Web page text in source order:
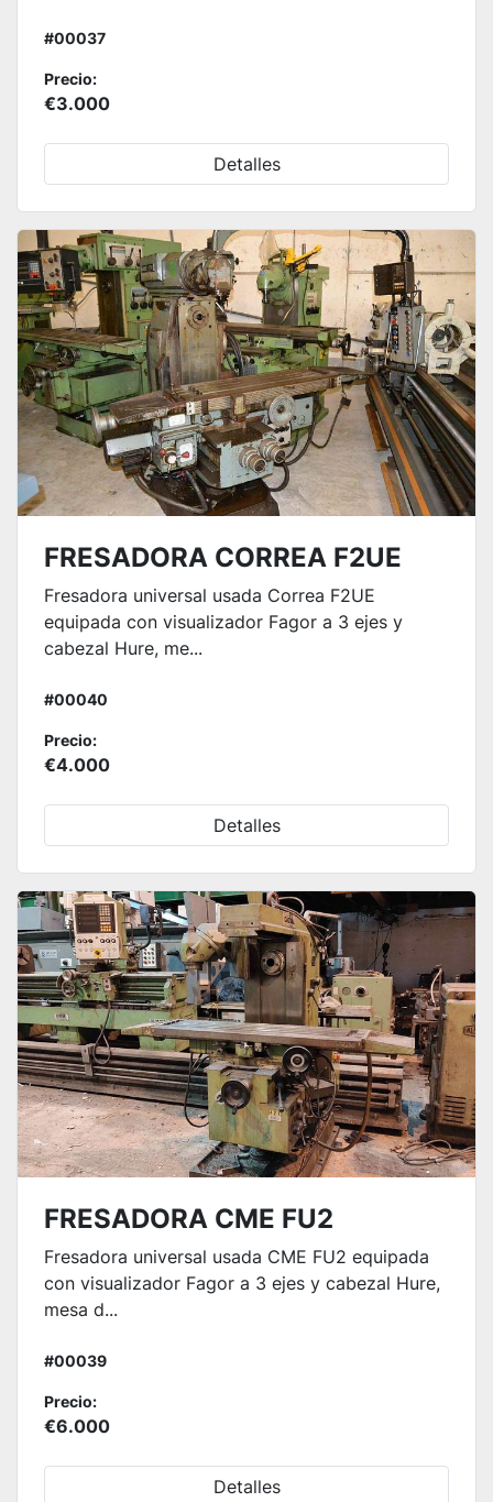
#00037
Precio:
€3.000
Detalles
FRESADORA CORREA F2UE
Fresadora universal usada Correa F2UE
equipada con visualizador Fagor a 3 ejes y
cabezal Hure, me...
#00040
Precio:
€4.000
Detalles
FRESADORA CME FU2
Fresadora universal usada CME FU2 equipada
con visualizador Fagor a 3 ejes y cabezal Hure,
mesa d...
#00039
Precio:
€6.000
Detalles